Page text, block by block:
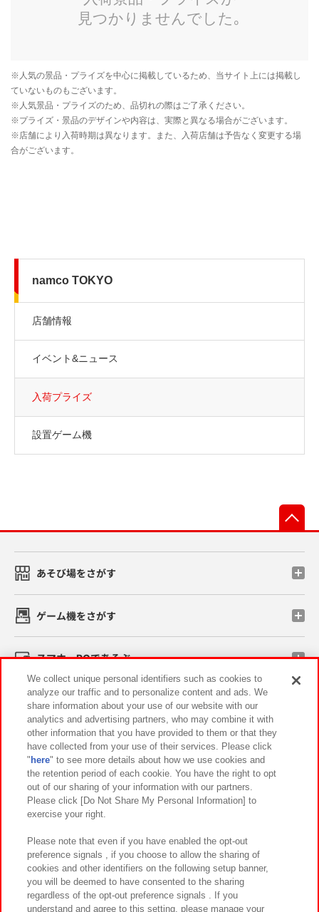
namco TOKYO
店舗情報
イベント&ニュース
入荷プライズ
設置ゲーム機
あそび場をさがす
ゲーム機をさがす
スマホ・PCであそぶ
イベント・キャンペーン
関連会社 サステナビリティ サイトポリシー
プライバシーポリシー ウェブアクセシビリティ方針と検証結果
お取引先さまとともに
カスタマーハラスメント対応方針 よくあるご質問・お問い合わせ
We collect unique personal identifiers such as cookies to
analyze our traffic and to personalize content and ads. We
share information about your use of our website with our
analytics and advertising partners, who may combine it with
other information that you have provided to them or that they
have collected from your use of their services. Please click
" here" to see more details about how we use cookies and
the retention period of each cookie. You have the right to opt
out of our sharing of your information with our partners.
Please click [Do Not Share My Personal Information] to
exercise your right.
Please note that even if you have enabled the opt-out
preference signals , if you choose to allow the sharing of
cookies and other identifiers on the following setup banner,
you will be deemed to have consented to the sharing
regardless of the opt-out preference signals . If you
understand and agree to this setting, please manage your